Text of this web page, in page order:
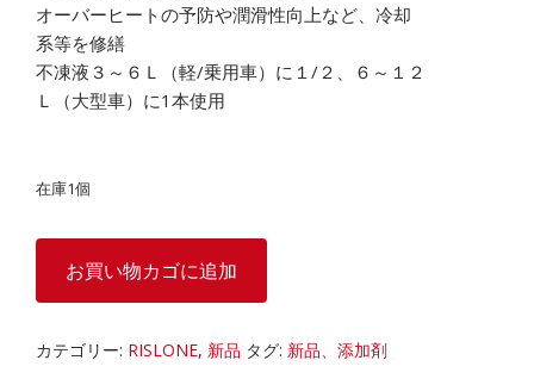
オーバーヒートの予防や潤滑性向上など、冷却
系等を修繕
不凍液３～６Ｌ（軽/乗用車）に１/２、６～１２
Ｌ（大型車）に1本使用
在庫1個
ジ
タ
お買い物カゴに追加
カテゴリー: RISLONE, 新品 タグ: 新品、添加剤